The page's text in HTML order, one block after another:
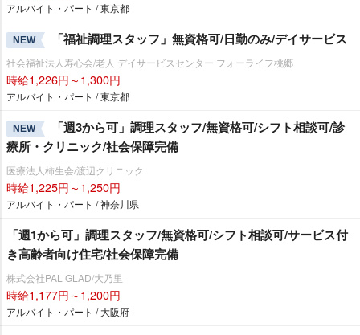
アルバイト・パート / 東京都
NEW 「福祉調理スタッフ」無資格可/日勤のみ/デイサービス
社会福祉法人寿心会/老人 デイサービスセンター フォーライフ桃郷
時給1,226円～1,300円
アルバイト・パート / 東京都
NEW
「週3から可」調理スタッフ/無資格可/シフト相談可/診
療所・クリニック/社会保障完備
医療法人柿生会/渡辺クリニック
時給1,225円～1,250円
アルバイト・パート / 神奈川県
「週1から可」調理スタッフ/無資格可/シフト相談可/サービス付
き高齢者向け住宅/社会保障完備
株式会社PAL GLAD/大乃里
時給1,177円～1,200円
アルバイト・パート / 大阪府